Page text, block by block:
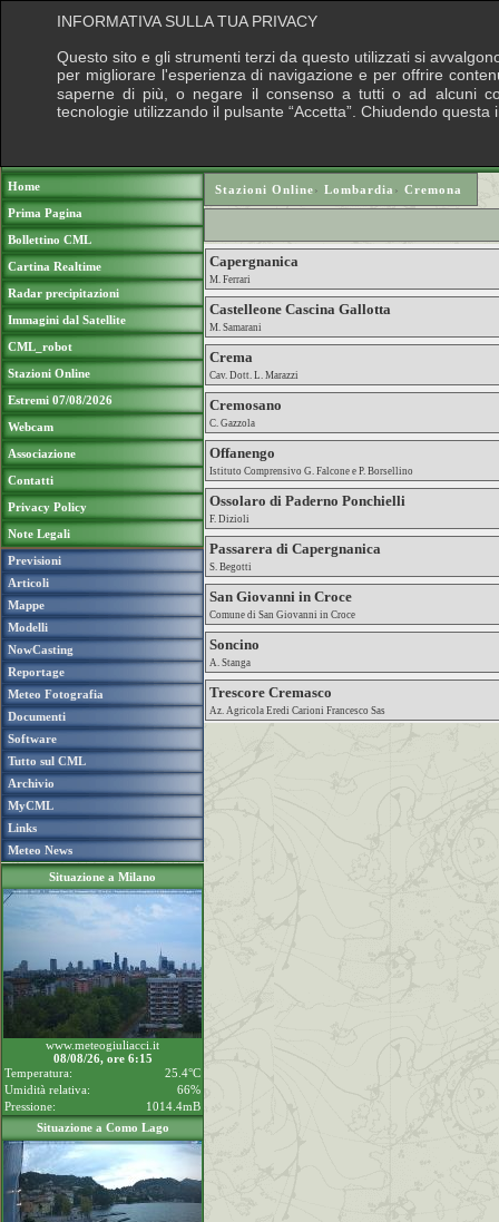
Home
Prima Pagina
Bollettino CML
Cartina Realtime
Radar precipitazioni
Immagini dal Satellite
CML_robot
Stazioni Online
Estremi 07/08/2026
Webcam
Associazione
Contatti
Privacy Policy
Note Legali
Previsioni
Articoli
Mappe
Modelli
NowCasting
Reportage
Meteo Fotografia
Documenti
Software
Tutto sul CML
Archivio
MyCML
Links
Meteo News
Situazione a Milano
www.meteogiuliacci.it
08/08/26, ore 6:15
Temperatura:
25.4°C
Umidità relativa:
66%
Pressione:
1014.4mB
Situazione a Como Lago
Stazioni Online› Lombardia › Cremona
Capergnanica
M. Ferrari
Castelleone Cascina Gallotta
M. Samarani
Crema
Cav. Dott. L. Marazzi
Cremosano
C. Gazzola
Offanengo
Istituto Comprensivo G. Falcone e P. Borsellino
Ossolaro di Paderno Ponchielli
F. Dizioli
Passarera di Capergnanica
S. Begotti
San Giovanni in Croce
Comune di San Giovanni in Croce
Soncino
A. Stanga
Trescore Cremasco
Az. Agricola Eredi Carioni Francesco Sas
INFORMATIVA SULLA TUA PRIVACY
Questo sito e gli strumenti terzi da questo utilizzati si
per migliorare l'esperienza di navigazione e per offrire
saperne di più, o negare il consenso a tutti o ad alcuni
tecnologie utilizzando il pulsante “Accetta”. Chiudendo